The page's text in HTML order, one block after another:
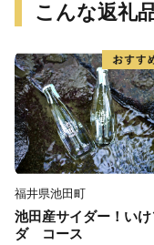
こんな返礼
福井県池田町
池田産サイダー！い
ダ コース